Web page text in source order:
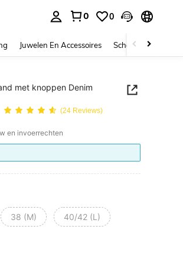
0 0
Juwelen En Accessoires Schoonheid &
met knoppen Denim
(24 Reviews)
en invoerrechten
38 (M) 40/42 (L)